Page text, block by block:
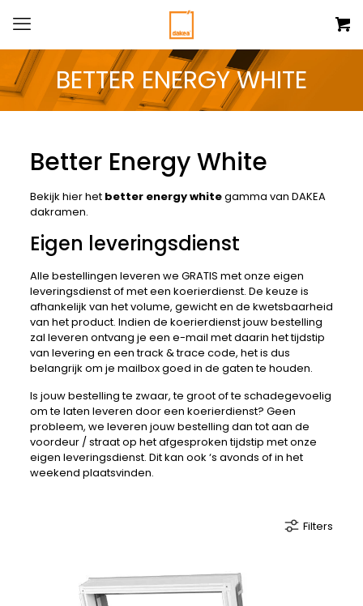
BETTER ENERGY WHITE
Better Energy White
Bekijk hier het better energy whitegamma van DAKEA
dakramen.
Eigen leveringsdienst
Alle bestellingen leveren we GRATIS met onze eigen
leveringsdienst of met een koerierdienst. De keuze is
afhankelijk van het volume, gewicht en de kwetsbaarheid
van het product. Indien de koerierdienst jouw bestelling
zal leveren ontvang je een e-mail met daarin het tijdstip
van levering en een track & trace code, het is dus
belangrijk om je mailbox goed in de gaten te houden.
Is jouw bestelling te zwaar, te groot of te schadegevoelig
om te laten leveren door een koerierdienst? Geen
probleem, we leveren jouw bestelling dan tot aan de
voordeur / straat op het afgesproken tijdstip met onze
eigen leveringsdienst. Dit kan ook ‘s avonds of in het
weekend plaatsvinden.
Filters